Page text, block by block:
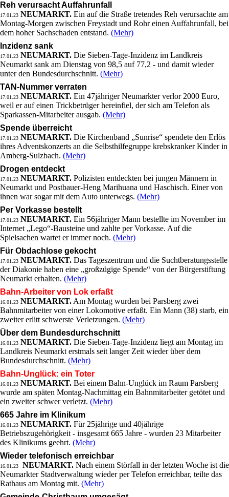
Reh verursacht Auffahrunfall
17.01.23 NEUMARKT. Ein auf die Straße tretendes Reh verursachte am
Montag-Morgen zwischen Freystadt und Rohr einen Auffahrunfall, bei
dem hoher Sachschaden entstand. (Mehr)
Inzidenz sank
17.01.23 NEUMARKT. Die Sieben-Tage-Inzidenz im Landkreis
Neumarkt sank am Dienstag von 98,5 auf 77,2 - und damit wieder
unter den Bundesdurchschnitt. (Mehr)
TAN-Nummer verraten
17.01.23 NEUMARKT. Ein 47jähriger Neumarkter verlor 2000 Euro,
weil er auf einen Trickbetrüger hereinfiel, der sich am Telefon als
Sparkassen-Mitarbeiter ausgab. (Mehr)
Spende überreicht
17.01.23 NEUMARKT. Die Kirchenband „Sunrise“ spendete den Erlös
ihres Adventskonzerts an die Selbsthilfegruppe krebskranker Kinder in
Amberg-Sulzbach. (Mehr)
Drogen entdeckt
17.01.23 NEUMARKT. Polizisten entdeckten bei jungen Männern in
Neumarkt und Postbauer-Heng Marihuana und Haschisch. Einer von
ihnen war sogar mit dem Auto unterwegs. (Mehr)
Per Vorkasse bestellt
17.01.23 NEUMARKT. Ein 56jähriger Mann bestellte im November im
Internet „Lego“-Bausteine und zahlte per Vorkasse. Auf die
Spielsachen wartet er immer noch. (Mehr)
Für Obdachlose gekocht
17.01.23 NEUMARKT. Das Tageszentrum und die Suchtberatungsstelle
der Diakonie haben eine „großzügige Spende“ von der Bürgerstiftung
Neumarkt erhalten. (Mehr)
Bahn-Arbeiter von Lok erfaßt
16.01.23 NEUMARKT. Am Montag wurden bei Parsberg zwei
Bahnmitarbeiter von einer Lokomotive erfaßt. Ein Mann (38) starb, ein
zweiter erlitt schwerste Verletzungen. (Mehr)
Über dem Bundesdurchschnitt
16.01.23 NEUMARKT. Die Sieben-Tage-Inzidenz liegt am Montag im
Landkreis Neumarkt erstmals seit langer Zeit wieder über dem
Bundesdurchschnitt. (Mehr)
Bahn-Unglück: ein Toter
16.01.23 NEUMARKT. Bei einem Bahn-Unglück im Raum Parsberg
wurde am späten Montag-Nachmittag ein Bahnmitarbeiter getötet und
ein zweiter schwer verletzt. (Mehr)
665 Jahre im Klinikum
16.01.23 NEUMARKT. Für 25jährige und 40jährige
Betriebszugehörigkeit - insgesamt 665 Jahre - wurden 23 Mitarbeiter
des Klinikums geehrt. (Mehr)
Wieder telefonisch erreichbar
16.01.23 NEUMARKT. Nach einem Störfall in der letzten Woche ist die
Neumarkter Stadtverwaltung wieder per Telefon erreichbar, teilte das
Rathaus am Montag mit. (Mehr)